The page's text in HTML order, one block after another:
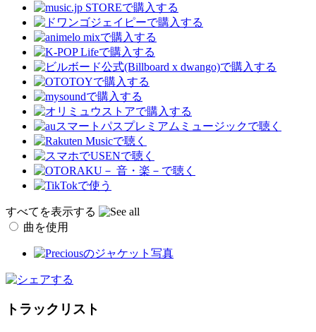
すべてを表示する
曲を使用
トラックリスト